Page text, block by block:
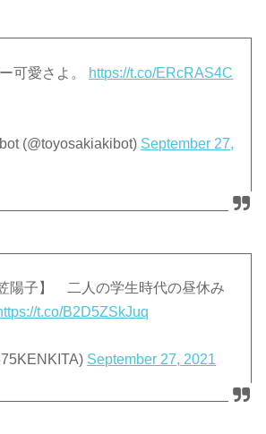
可愛さよ。
https://t.co/ERcRAS4C
(@toyosakiakibot) September 27,
陽子】 二人の学生時代の昼休み
t.co/B2D5ZSkJuq
September 27, 2021